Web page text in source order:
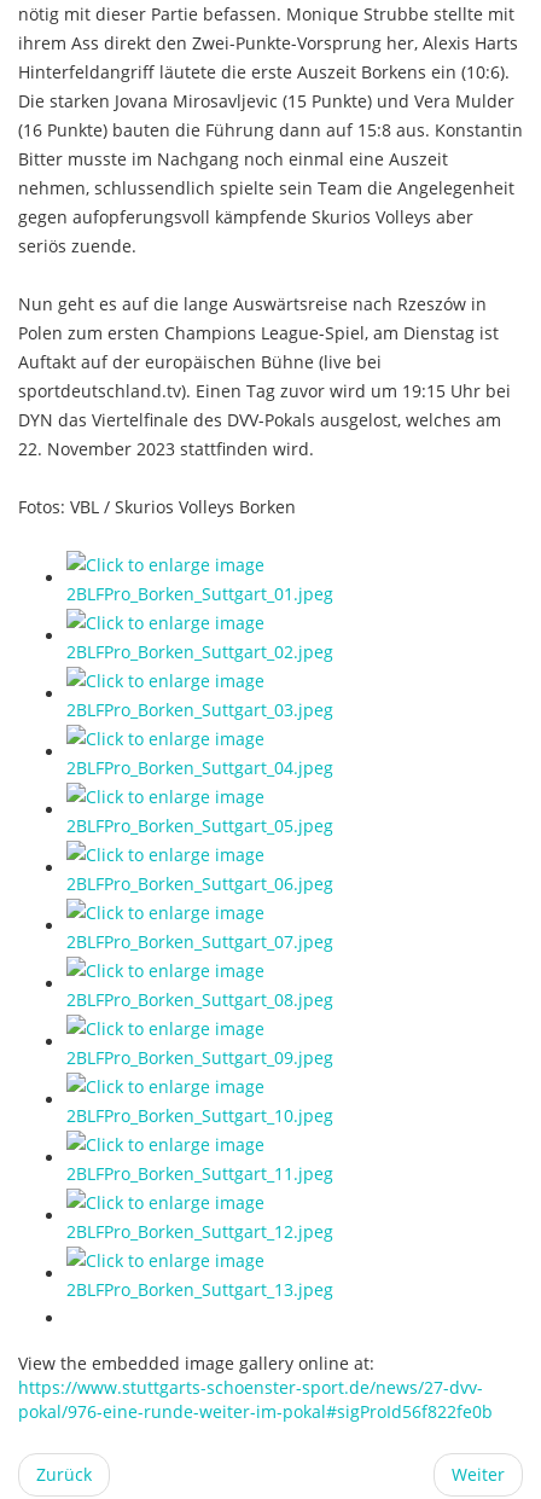
nötig mit dieser Partie befassen. Monique Strubbe stellte mit
ihrem Ass direkt den Zwei-Punkte-Vorsprung her, Alexis Harts
Hinterfeldangriff läutete die erste Auszeit Borkens ein (10:6).
Die starken Jovana Mirosavljevic (15 Punkte) und Vera Mulder
(16 Punkte) bauten die Führung dann auf 15:8 aus. Konstantin
Bitter musste im Nachgang noch einmal eine Auszeit
nehmen, schlussendlich spielte sein Team die Angelegenheit
gegen aufopferungsvoll kämpfende Skurios Volleys aber
seriös zuende.
Nun geht es auf die lange Auswärtsreise nach Rzeszów in
Polen zum ersten Champions League-Spiel, am Dienstag ist
Auftakt auf der europäischen Bühne (live bei
sportdeutschland.tv). Einen Tag zuvor wird um 19:15 Uhr bei
DYN das Viertelfinale des DVV-Pokals ausgelost, welches am
22. November 2023 stattfinden wird.
Fotos: VBL / Skurios Volleys Borken
View the embedded image gallery online at:
https://www.stuttgarts-schoenster-sport.de/news/27-dvv-
pokal/976-eine-runde-weiter-im-pokal#sigProId56f822fe0b
Zurück Weiter